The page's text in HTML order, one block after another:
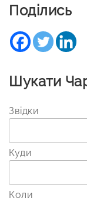
Поділись
Шукати
Звідки
Куди
Коли